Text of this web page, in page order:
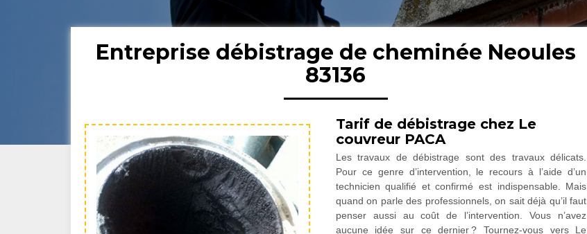
Entreprise débistrage de cheminée Neoules
83136
Tarif de débistrage chez Le
couvreur PACA
Les travaux de débistrage sont des travaux délicats.
Pour ce genre d’intervention, le recours à l’aide d’un
technicien qualifié et confirmé est indispensable. Mais
quand on parle des professionnels, on sait déjà qu’il faut
penser aussi au coût de l’intervention. Vous n’avez
aucune idée sur ce dernier ? Tournez-vous vers Le